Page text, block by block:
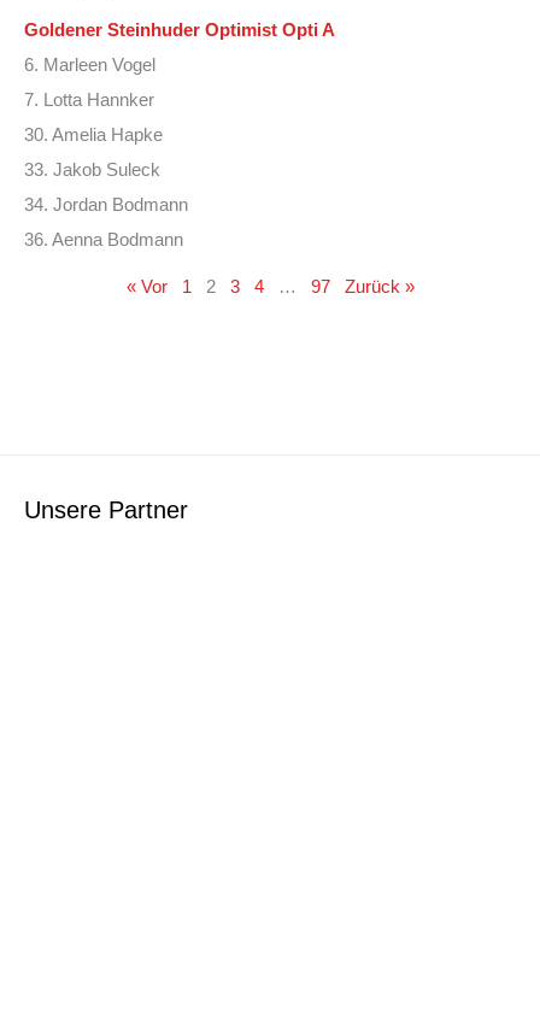
Goldener Steinhuder Optimist Opti A
6. Marleen Vogel
7. Lotta Hannker
30. Amelia Hapke
33. Jakob Suleck
34. Jordan Bodmann
36. Aenna Bodmann
« Vor 1 2 3 4 … 97 Zurück »
Unsere Partner